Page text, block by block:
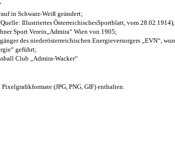
in Schwarz-Weiß geändert;
Illustriertes ÖsterreichischesSportblatt, vom 28.02.1914);
Sport Verein„Admira“ Wien von 1905;
des niederösterreichischen Energieversorgers „EVN“,
geführt;
Club „Admira-Wacker“
(JPG, PNG, GIF) enthalten.